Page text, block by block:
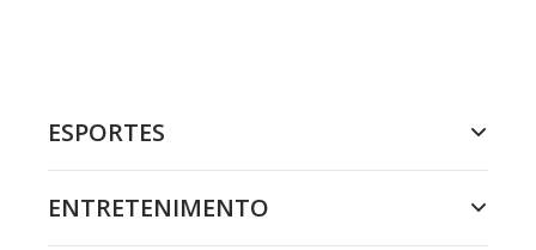
ESPORTES
ENTRETENIMENTO